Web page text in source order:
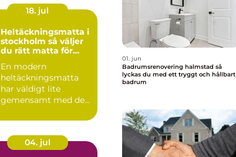
18. jul
Heltäckningsmatta i
stockholm så väljer
du rätt matta för
En modern
heltäckningsmatta
har väldigt lite
gemensamt med den
och 80talet. Ida...
04. jul
01. jun
Badrumsrenovering halmstad så
lyckas du med ett tryggt och hållbart
badrum